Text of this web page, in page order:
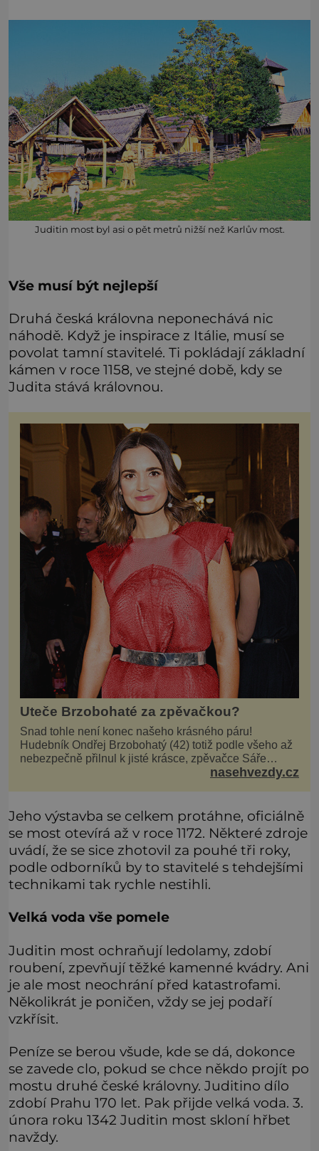
Juditin most byl asi o pět metrů nižší než Karlův most.
Vše musí být nejlepší
Druhá česká královna neponechává nic
náhodě. Když je inspirace z Itálie, musí se
povolat tamní stavitelé. Ti pokládají základní
kámen v roce 1158, ve stejné době, kdy se
Judita stává královnou.
Uteče Brzobohaté za zpěvačkou?
Snad tohle není konec našeho krásného páru!
Hudebník Ondřej Brzobohatý (42) totiž podle všeho až
nebezpečně přilnul k jisté krásce, zpěvačce Sáře
Milfajtové (33), která jednou byla hostem v pořadu
nasehvezdy.cz
Jeho výstavba se celkem protáhne, oficiálně
se most otevírá až v roce 1172. Některé zdroje
uvádí, že se sice zhotovil za pouhé tři roky,
podle odborníků by to stavitelé s tehdejšími
technikami tak rychle nestihli.
Velká voda vše pomele
Juditin most ochraňují ledolamy, zdobí
roubení, zpevňují těžké kamenné kvádry. Ani
je ale most neochrání před katastrofami.
Několikrát je poničen, vždy se jej podaří
vzkřísit.
Peníze se berou všude, kde se dá, dokonce
se zavede clo, pokud se chce někdo projít po
mostu druhé české královny. Juditino dílo
zdobí Prahu 170 let. Pak přijde velká voda. 3.
února roku 1342 Juditin most skloní hřbet
navždy.